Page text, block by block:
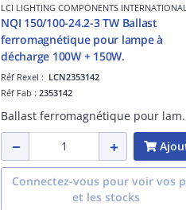
LCI LIGHTING COMPONENTS INTERNATIONAL
NQI 150/100-24.2-3 TW Ballast
ferromagnétique pour lampe à
décharge 100W + 150W.
Réf Rexel : LCN2353142
Réf Fab : 2353142
Ballast ferromagnétique
Connectez-vous pour voir vos
et les stocks